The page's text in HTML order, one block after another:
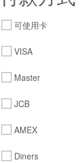
可使用卡
VISA
Master
JCB
AMEX
Diners